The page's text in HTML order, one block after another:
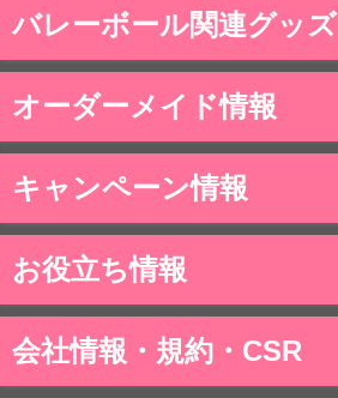
バレーボール関連グッズ
オーダーメイド情報
キャンペーン情報
お役立ち情報
会社情報・規約・CSR